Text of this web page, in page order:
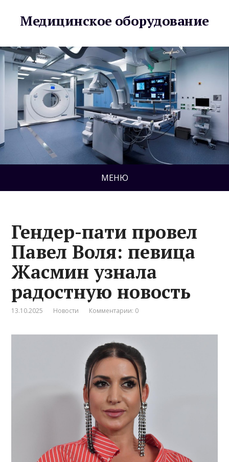
Медицинское оборудование
МЕНЮ
Гендер-пати провел
Павел Воля: певица
Жасмин узнала
радостную новость
13.10.2025 Новости Комментарии: 0